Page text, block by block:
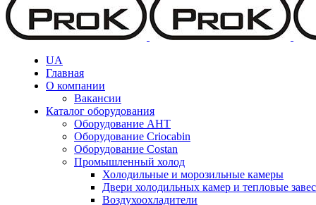
UA
Главная
О компании
Вакансии
Каталог оборудования
Оборудование AHT
Оборудование Criocabin
Оборудование Costan
Промышленный холод
Холодильные и морозильные камеры
Двери холодильных камер и тепловые
Воздухоохладители